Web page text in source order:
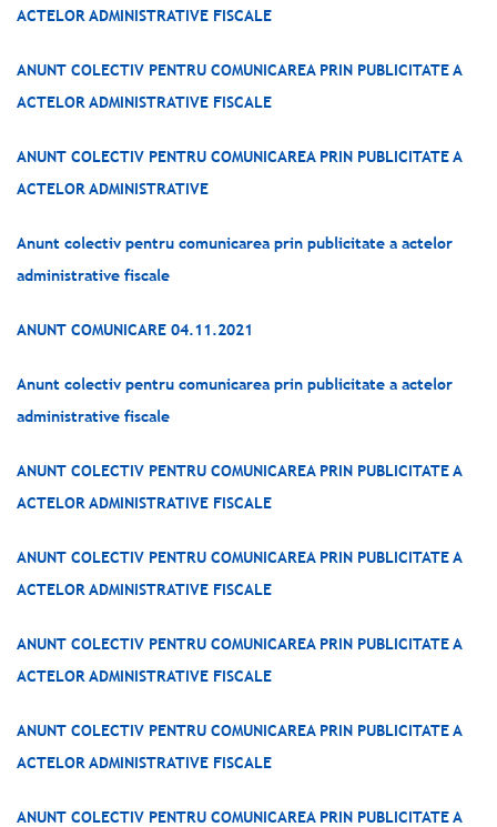
ACTELOR ADMINISTRATIVE FISCALE
ANUNT COLECTIV PENTRU COMUNICAREA PRIN PUBLICITATE A
ACTELOR ADMINISTRATIVE FISCALE
ANUNT COLECTIV PENTRU COMUNICAREA PRIN PUBLICITATE A
ACTELOR ADMINISTRATIVE
Anunt colectiv pentru comunicarea prin publicitate a actelor
administrative fiscale
ANUNT COMUNICARE 04.11.2021
Anunt colectiv pentru comunicarea prin publicitate a actelor
administrative fiscale
ANUNT COLECTIV PENTRU COMUNICAREA PRIN PUBLICITATE A
ACTELOR ADMINISTRATIVE FISCALE
ANUNT COLECTIV PENTRU COMUNICAREA PRIN PUBLICITATE A
ACTELOR ADMINISTRATIVE FISCALE
ANUNT COLECTIV PENTRU COMUNICAREA PRIN PUBLICITATE A
ACTELOR ADMINISTRATIVE FISCALE
ANUNT COLECTIV PENTRU COMUNICAREA PRIN PUBLICITATE A
ACTELOR ADMINISTRATIVE FISCALE
ANUNT COLECTIV PENTRU COMUNICAREA PRIN PUBLICITATE A